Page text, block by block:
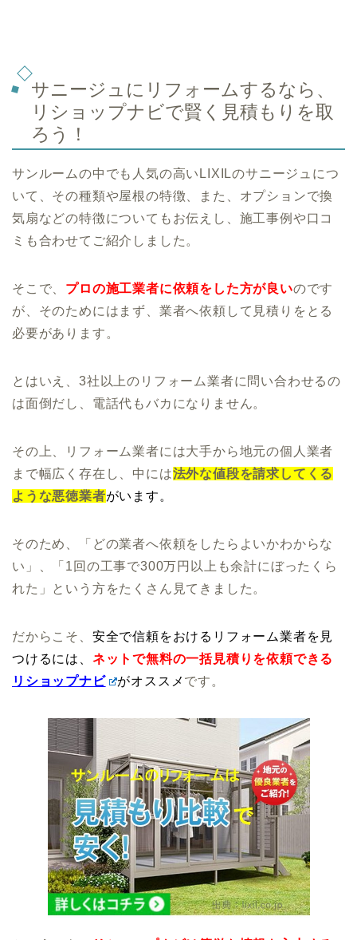
サニージュにリフォームするなら、
リショップナビで賢く見積もりを取
ろう！
サンルームの中でも人気の高いLIXILのサニージュにつ
いて、その種類や屋根の特徴、また、オプションで換
気扇などの特徴についてもお伝えし、施工事例や口コ
ミも合わせてご紹介しました。
そこで、 プロの施工業者に依頼をした方が良いのです
が、そのためにはまず、業者へ依頼して見積りをとる
必要があります。
とはいえ、3社以上のリフォーム業者に問い合わせるの
は面倒だし、電話代もバカになりません。
その上、リフォーム業者には大手から地元の個人業者
まで幅広く存在し、中には法外な値段を請求してくる
ような悪徳業者がいます。
そのため、「どの業者へ依頼をしたらよいかわからな
い」、「1回の工事で300万円以上も余計にぼったくら
れた」という方をたくさん見てきました。
だからこそ、 安全で信頼をおけるリフォーム業者を見
つけるには、 ネットで無料の一括見積りを依頼できる
リショップナビ
がオススメ です。